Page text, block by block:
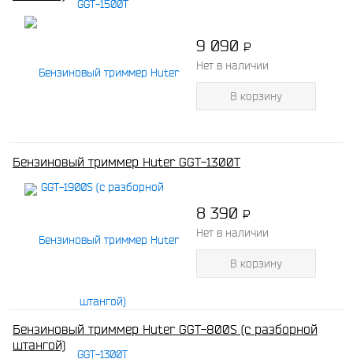
9 090 P
-
Нет в наличии
В корзину
Бензиновый триммер Huter GGT-1300Т
8 390 P
-
Нет в наличии
В корзину
Бензиновый триммер Huter GGT-800S (с разборной
штангой)